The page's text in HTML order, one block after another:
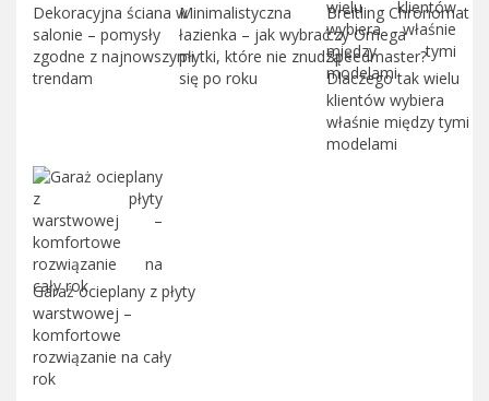
Dekoracyjna ściana w
salonie – pomysły
zgodne z najnowszymi
trendam
Minimalistyczna
łazienka – jak wybrać
płytki, które nie znudzą
się po roku
Breitling Chronomat
czy Omega
Speedmaster?
Dlaczego tak wielu
klientów wybiera
właśnie między tymi
modelami
Garaż ocieplany z płyty
warstwowej –
komfortowe
rozwiązanie na cały
rok